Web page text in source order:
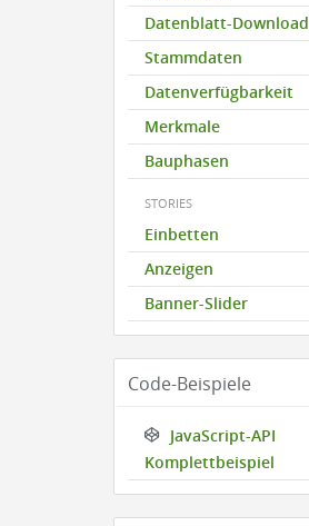
Datenblatt-Download
Stammdaten
Datenverfügbarkeit
Merkmale
Bauphasen
STORIES
Einbetten
Anzeigen
Banner-Slider
Code-Beispiele
JavaScript-API
Komplettbeispiel